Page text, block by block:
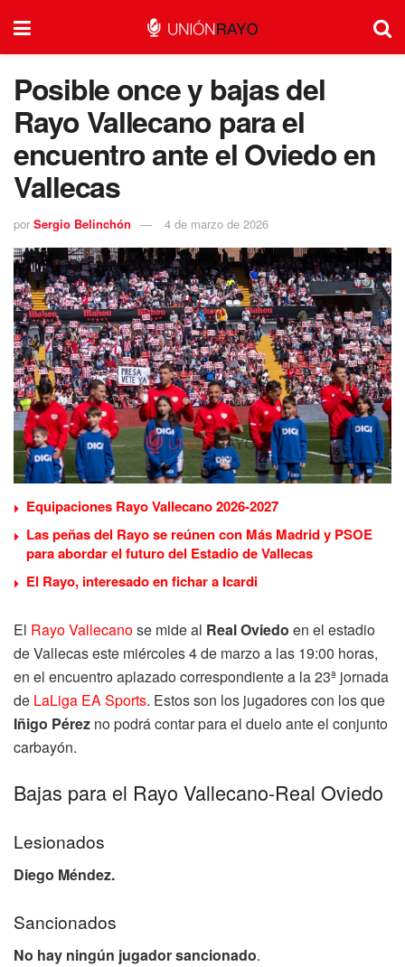
Posible once y bajas del
Rayo Vallecano para el
encuentro ante el Oviedo en
Vallecas
por Sergio Belinchón 4 de marzo de 2026
Equipaciones Rayo Vallecano 2026-2027
Las peñas del Rayo se reúnen con Más Madrid y PSOE
para abordar el futuro del Estadio de Vallecas
El Rayo, interesado en fichar a Icardi
El Rayo Vallecanose mide al Real Oviedo en el estadio
de Vallecas este miércoles 4 de marzo a las 19:00 horas,
en el encuentro aplazado correspondiente a la 23ª jornada
de LaLiga EA Sports. Estos son los jugadores con los que
Iñigo Pérez no podrá contar para el duelo ante el conjunto
carbayón.
Bajas para el Rayo Vallecano-Real Oviedo
Lesionados
Diego Méndez.
Sancionados
No hay ningún jugador sancionado.